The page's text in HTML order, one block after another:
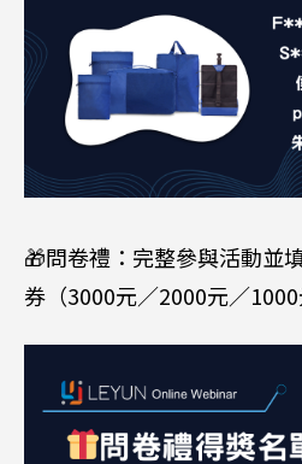
🎁問卷禮：完整參與活動並
券（3000元／2000元／1000